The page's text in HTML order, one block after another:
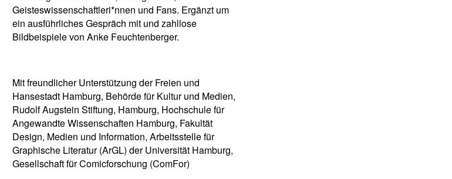
Geisteswissenschaftleri*nnen und Fans. Ergänzt um
ein ausführliches Gespräch mit und zahllose
Bildbeispiele von Anke Feuchtenberger.
Mit freundlicher Unterstützung der Freien und
Hansestadt Hamburg, Behörde für Kultur und Medien,
Rudolf Augstein Stiftung, Hamburg, Hochschule für
Angewandte Wissenschaften Hamburg, Fakultät
Design, Medien und Information, Arbeitsstelle für
Graphische Literatur (ArGL) der Universität Hamburg,
Gesellschaft für Comicforschung (ComFor)